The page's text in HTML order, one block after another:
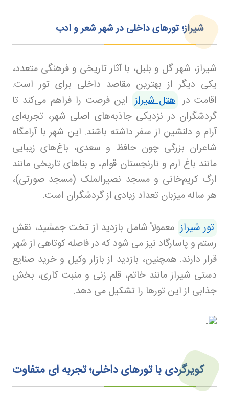
شیراز؛ تورهای داخلی در شهر شعر و ادب
شیراز، شهر گل و بلبل، با آثار تاریخی و فرهنگی متعدد،
یکی دیگر از بهترین مقاصد داخلی برای تور است.
اقامت در هتل شیراز این فرصت را فراهم می‌کند تا
گردشگران در نزدیکی جاذبه‌های اصلی شهر، تجربه‌ای
آرام و دلنشین از سفر داشته باشند. این شهر با آرامگاه
شاعران بزرگی چون حافظ و سعدی، باغ‌های زیبایی
مانند باغ ارم و نارنجستان قوام، و بناهای تاریخی مانند
ارگ کریم‌خانی و مسجد نصیرالملک (مسجد صورتی)،
هر ساله میزبان تعداد زیادی از گردشگران است.
تور شیراز معمولاً شامل بازدید از تخت جمشید، نقش
رستم و پاسارگاد نیز می شود که در فاصله کوتاهی از شهر
قرار دارند. همچنین، بازدید از بازار وکیل و خرید صنایع
دستی شیراز مانند خاتم، قلم زنی و منبت کاری، بخش
جذابی از این تورها را تشکیل می دهد.
کویرگردی با تورهای داخلی؛ تجربه‌ ای متفاوت